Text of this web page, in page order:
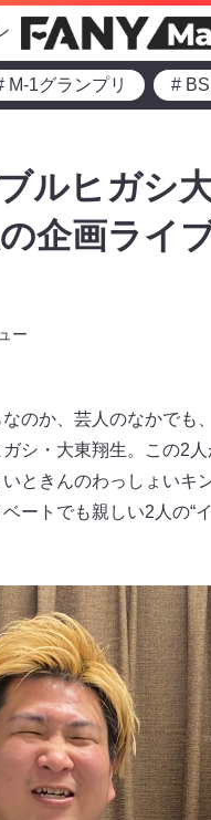
M-1グランプリ #
ルヒガシ
企画ライ
ー
のか、芸人のなかで
シ・大東翔生。この2
ときんのわっしょい
ートでも親しい2人の“